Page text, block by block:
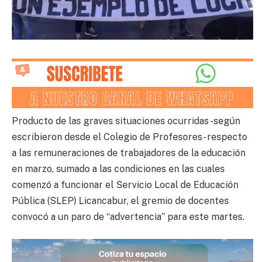
Producto de las graves situaciones ocurridas -según
escribieron desde el Colegio de Profesores- respecto
a las remuneraciones de trabajadores de la educación
en marzo, sumado a las condiciones en las cuales
comenzó a funcionar el Servicio Local de Educación
Pública (SLEP) Licancabur, el gremio de docentes
convocó a un paro de “advertencia” para este martes.